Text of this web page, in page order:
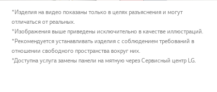
*Изделия на видео показаны только в целях разъяснения и могут
отличаться от реальных.
*Изображения выше приведены исключительно в качестве иллюстраций.
*Рекомендуется устанавливать изделия с соблюдением требований в
отношении свободного пространства вокруг них.
*Доступна услуга замены панели на мятную через Сервисный центр LG.